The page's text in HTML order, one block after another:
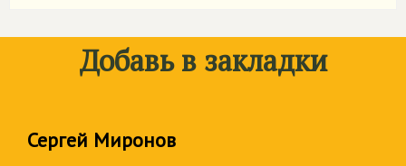
Добавь в закладки
Сергей Миронов